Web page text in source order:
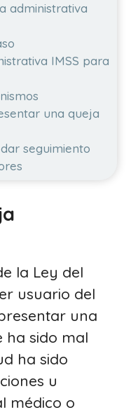
administrativa
IMSS para
una queja
seguimiento
la Ley del
usuario del
una
ha sido mal
ha sido
u
médico o